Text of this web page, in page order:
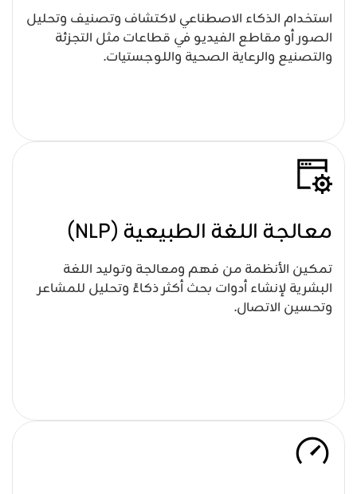
استخدام الذكاء الاصطناعي لاكتشاف وتصنيف وتحليل
الصور أو مقاطع الفيديو في قطاعات مثل التجزئة
والتصنيع والرعاية الصحية واللوجستيات.
معالجة اللغة الطبيعية (NLP)
تمكين الأنظمة من فهم ومعالجة وتوليد اللغة
البشرية لإنشاء أدوات بحث أكثر ذكاءً وتحليل للمشاعر
وتحسين الاتصال.